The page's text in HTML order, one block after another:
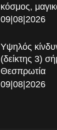
κόσμος,
09|08|2026
Υψηλός
(δείκτης 3)
Θεσπρωτία
09|08|2026